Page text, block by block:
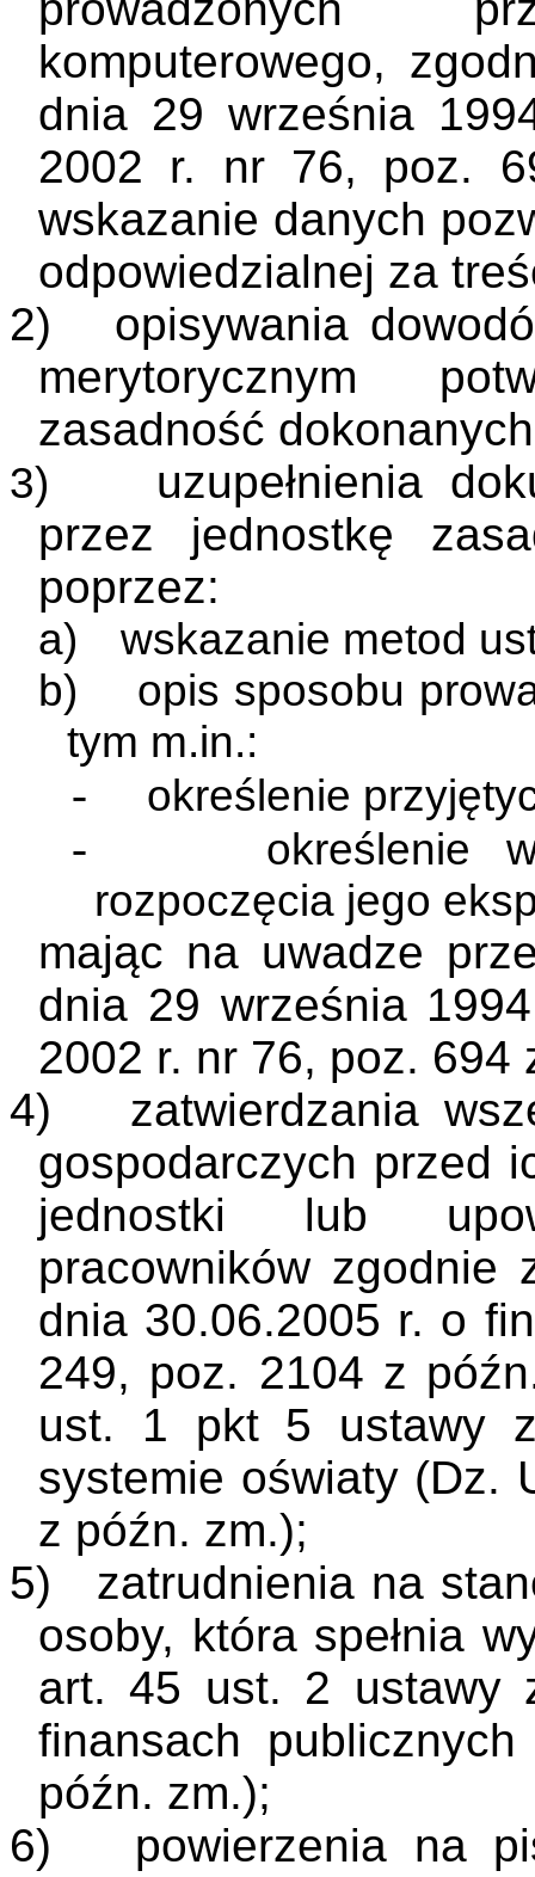
komputerowego,
dnia 29 września
2002 r. nr 76, poz.
wskazanie danych
odpowiedzialnej za
2)
opisywania
merytorycznym
zasadność
3)
uzupełnienia
przez jednostkę
poprzez:
a)
wskazanie metod
b)
opis sposobu
tym m.in.:
- określenie
-
określenie
rozpoczęcia jego
mając na uwadze
dnia 29 września
2002 r. nr 76, poz. 694
4)
zatwierdzania
gospodarczych przed
jednostki lub
pracowników
dnia 30.06.2005 r. o
249, poz. 2104 z
ust. 1 pkt 5 ustawy
systemie oświaty (Dz.
z późn. zm.);
5)
zatrudnienia na
osoby, która spełnia
art. 45 ust. 2 ustawy
finansach
późn. zm.);
6)
powierzenia na